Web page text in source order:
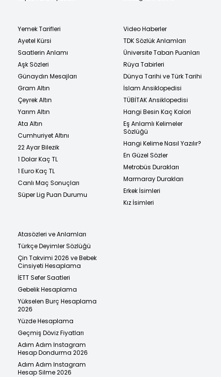
Yemek Tarifleri
Ayetel Kürsi
Saatlerin Anlamı
Aşk Sözleri
Günaydın Mesajları
Gram Altın
Çeyrek Altın
Yarım Altın
Ata Altın
Cumhuriyet Altını
22 Ayar Bilezik
1 Dolar Kaç TL
1 Euro Kaç TL
Canlı Maç Sonuçları
Süper Lig Puan Durumu
Video Haberler
TDK Sözlük Anlamları
Üniversite Taban Puanları
Rüya Tabirleri
Dünya Tarihi ve Türk Tarihi
İslam Ansiklopedisi
TÜBİTAK Ansiklopedisi
Hangi Besin Kaç Kalori
Eş Anlamlı Kelimeler
Sözlüğü
Hangi Kelime Nasıl Yazılır?
En Güzel Sözler
Metrobüs Durakları
Marmaray Durakları
Erkek İsimleri
Kız İsimleri
Atasözleri ve Anlamları
Türkçe Deyimler Sözlüğü
Çin Takvimi 2026 ve Bebek
Cinsiyeti Hesaplama
İETT Sefer Saatleri
Gebelik Hesaplama
Yükselen Burç Hesaplama
2026
Yüzde Hesaplama
Geçmiş Döviz Fiyatları
Adım Adım Instagram
Hesap Dondurma 2026
Adım Adım Instagram
Hesap Silme 2026